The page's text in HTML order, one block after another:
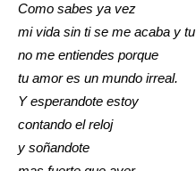
Como sabes ya vez
mi vida sin ti se me acaba y tu
no me entiendes porque
tu amor es un mundo irreal.
Y esperandote estoy
contando el reloj
y soñandote